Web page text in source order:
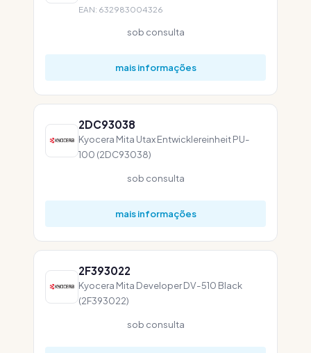
EAN: 632983004326
sob consulta
mais informações
2DC93038
Kyocera Mita Utax Entwicklereinheit PU-
100 (2DC93038)
sob consulta
mais informações
2F393022
Kyocera Mita Developer DV-510 Black
(2F393022)
sob consulta